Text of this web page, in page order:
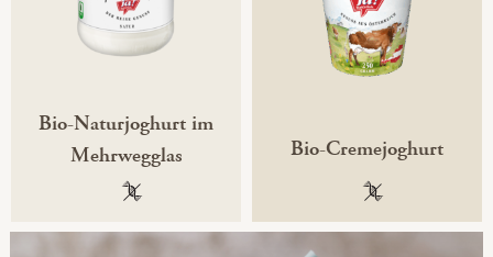
Bio-Naturjoghurt im
Mehrwegglas
100 % gentechnikfrei
Bio-Cremejoghurt
100 %